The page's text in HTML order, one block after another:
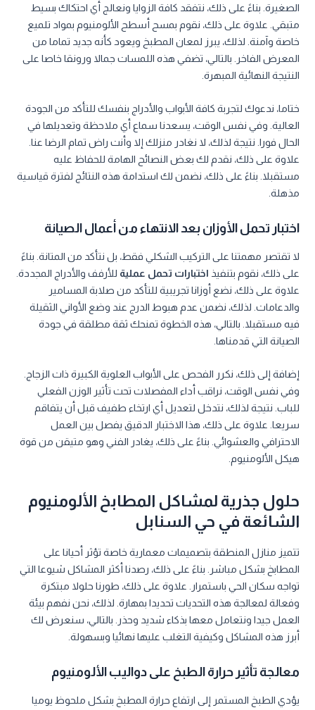
الصغيرة. بناءً على ذلك، نتفقد كافة الزوايا ونعالج أي احتكاك بسيط
متبقي. علاوة على ذلك، نقوم بمسح أسطح الألومنيوم بمواد تلميع
خاصة وآمنة. لذلك، يبرز لمعان المطبخ ويعود كأنه جديد تماما من
المعرض الفاخر. بالتالي، تضفي هذه اللمسات جمالا ورونقا خاصا على
النتيجة النهائية المبهرة.
ختاما، ندعوك لتجربة كافة الأبواب والأدراج بنفسك للتأكد من الجودة
العالية. وفي نفس الوقت، يسعدنا سماع أي ملاحظة وتعديلها في
الحال فورا. نتيجة لذلك، لا نغادر منزلك إلا وأنت راض تمام الرضا عنا.
علاوة على ذلك، نقدم لك بعض النصائح الهامة للحفاظ عليه
مستقبلا. بناءً على ذلك، نضمن لك استدامة هذه النتائج لفترة قياسية
مذهلة.
اختبار تحمل الأوزان بعد الانتهاء من أعمال الصيانة
لا تقتصر مهمتنا على التركيب الشكلي فقط، بل نتأكد من المتانة. بناءً
على ذلك، نقوم بتنفيذ اختبارات تحمل عملية للأرفف والأدراج المجددة.
علاوة على ذلك، نضع أوزانا تجريبية للتأكد من صلابة المسامير
والدعامات. لذلك، نضمن عدم هبوط الدرج عند وضع الأواني الثقيلة
فيه مستقبلا. بالتالي، هذه الخطوة تمنحك ثقة مطلقة في جودة
الصيانة التي قدمناها.
إضافة إلى ذلك، نكرر الفحص على الأبواب العلوية الكبيرة ذات الزجاج.
وفي نفس الوقت، نراقب أداء المفصلات تحت تأثير الوزن الفعلي
للباب. نتيجة لذلك، نتدخل لتعديل أي ارتخاء طفيف قبل أن يتفاقم
سريعا. علاوة على ذلك، هذا الاختبار الدقيق يفصل بين العمل
الاحترافي والعشوائي. بناءً على ذلك، يغادر الفني وهو متيقن من قوة
هيكل الألومنيوم.
حلول جذرية لمشاكل المطابخ الألومنيوم
الشائعة في حي السنابل
تتميز منازل المنطقة بتصميمات معمارية خاصة تؤثر أحيانا على
المطابخ بشكل مباشر. بناءً على ذلك، رصدنا أكثر المشاكل شيوعا التي
تواجه سكان الحي باستمرار. علاوة على ذلك، طورنا حلولا مبتكرة
وفعالة لمعالجة هذه التحديات تحديدا بمهارة. لذلك، نحن نفهم بيئة
العمل جيدا ونتعامل معها بذكاء شديد وحذر. بالتالي، سنعرض لك
أبرز هذه المشاكل وكيفية التغلب عليها نهائيا وبسهولة.
معالجة تأثير حرارة الطبخ على دواليب الألومنيوم
يؤدي الطبخ المستمر إلى ارتفاع حرارة المطبخ بشكل ملحوظ يوميا